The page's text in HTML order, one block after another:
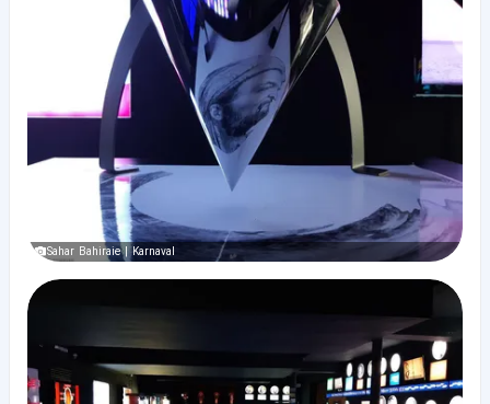
Sahar Bahiraie | Karnaval